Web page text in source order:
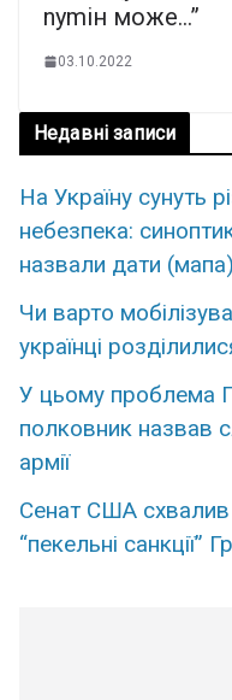
nymiн мoжe…”
03.10.2022
Недавні записи
На Україну сунуть
небезпека:
назвали дати (мапа)
Чи варто
українці
У цьому проблема
полковник назвав
армії
Сенат США
“пекельні санкції”